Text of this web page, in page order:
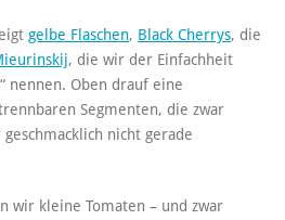
gelbe Flaschen, Black Cherrys, die
, die wir der Einfachheit
nennen. Oben drauf eine
Segmenten, die zwar
nicht gerade
wir kleine Tomaten – und zwar